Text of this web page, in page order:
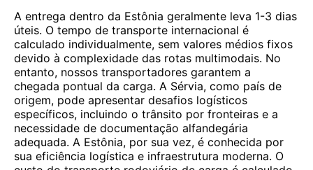
A entrega dentro da Estônia geralmente leva 1-3 dias
úteis. O tempo de transporte internacional é
calculado individualmente, sem valores médios fixos
devido à complexidade das rotas multimodais. No
entanto, nossos transportadores garantem a
chegada pontual da carga. A Sérvia, como país de
origem, pode apresentar desafios logísticos
específicos, incluindo o trânsito por fronteiras e a
necessidade de documentação alfandegária
adequada. A Estônia, por sua vez, é conhecida por
sua eficiência logística e infraestrutura moderna. O